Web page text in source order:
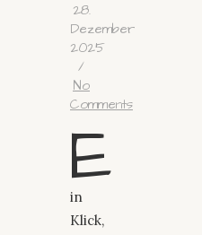
28.
Dezember
2025
/
No
Comments
E
in
Klick,